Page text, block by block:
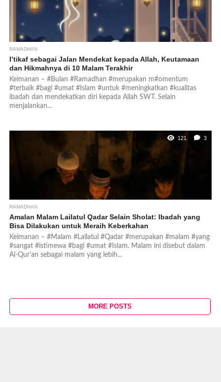
RAMADHAN
I’tikaf sebagai Jalan Mendekat kepada Allah, Keutamaan
dan Hikmahnya di 10 Malam Terakhir
Keimanan – #Bulan #Ramadhan #merupakan m#omentum
#terbaik #bagi #umat #Islam #untuk #meningkatkan #kualitas
ibadah dan mendekatkan diri kepada Allah SWT. Selain
menjalankan...
121 3
RAMADHAN
Amalan Malam Lailatul Qadar Selain Sholat: Ibadah yang
Bisa Dilakukan untuk Meraih Keberkahan
Keimanan – #Malam #Lailatul #Qadar #merupakan #malam #yang
#sangat #istimewa #bagi #umat #Islam. Malam ini disebut dalam
Al-Qur’an sebagai malam yang lebih...
MORE POSTS